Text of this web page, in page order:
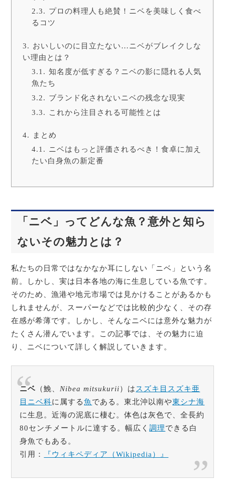
プロの料理人も絶賛！ニベを美味しく食べ
るコツ
おいしいのに目立たない…ニベがブレイクしな
い理由とは？
知名度が低すぎる？ニベの影に隠れる人気
魚たち
ブランド化されないニベの残念な現実
これから注目される可能性とは
まとめ
ニベはもっと評価されるべき！食卓に加え
たい白身魚の新定番
「ニベ」ってどんな魚？意外と知ら
ないその魅力とは？
私たちの日常ではなかなか耳にしない「ニベ」という名
前。しかし、実は日本各地の海に生息している魚です。
そのため、漁港や地元市場では見かけることがあるかも
しれませんが、スーパーなどでは比較的少なく、その存
在感が希薄です。しかし、そんなニベには意外な魅力が
たくさん潜んでいます。この記事では、その魅力に迫
り、ニベについて詳しく解説していきます。
ニベ （鮸、Nibea mitsukurii）はスズキ目 スズキ亜
目 ニベ科に属する魚である。東北沖以南や東シナ海
に生息。近海の泥底に棲む。体色は灰色で、全長約
80センチメートルに達する。幅広く調理できる白
身魚でもある。
引用：
『ウィキペディア（Wikipedia）』